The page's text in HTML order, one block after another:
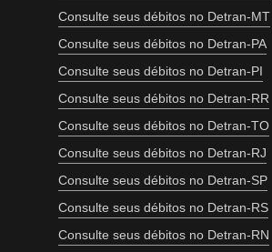
Consulte seus débitos no Detran-MT
Consulte seus débitos no Detran-PA
Consulte seus débitos no Detran-PI
Consulte seus débitos no Detran-RR
Consulte seus débitos no Detran-TO
Consulte seus débitos no Detran-RJ
Consulte seus débitos no Detran-SP
Consulte seus débitos no Detran-RS
Consulte seus débitos no Detran-RN